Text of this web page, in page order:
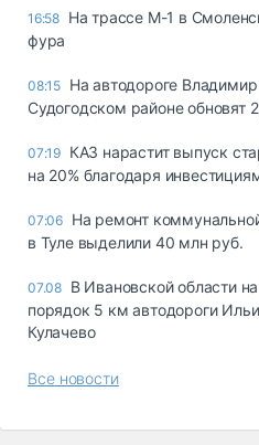
16:58 На трассе М-1 в
фура
08:15 На автодороге
Судогодском районе обновят
07:19 КАЗ нарастит выпуск
на 20% благодаря
07:06 На ремонт
в Туле выделили 40 млн руб.
07.08 В Ивановской области
порядок 5 км автодороги
Кулачево
Все новости